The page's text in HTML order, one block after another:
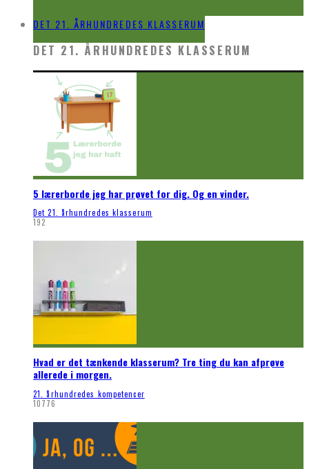
DET 21. ÅRHUNDREDES KLASSERUM
DET 21. ÅRHUNDREDES KLASSERUM
5 lærerborde jeg har prøvet for dig. Og en vinder.
Det 21. århundredes klasserum
192
Hvad er det tænkende klasserum? Tre ting du kan afprøve
allerede i morgen.
21. århundredes kompetencer
10776